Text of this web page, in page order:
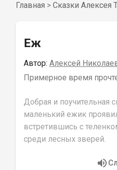
Главная > Сказки Алексея
Еж
Автор: Алексей
Примерное время
Добрая и поучительная
маленький ежик
встретившись с
среди лесных зверей.